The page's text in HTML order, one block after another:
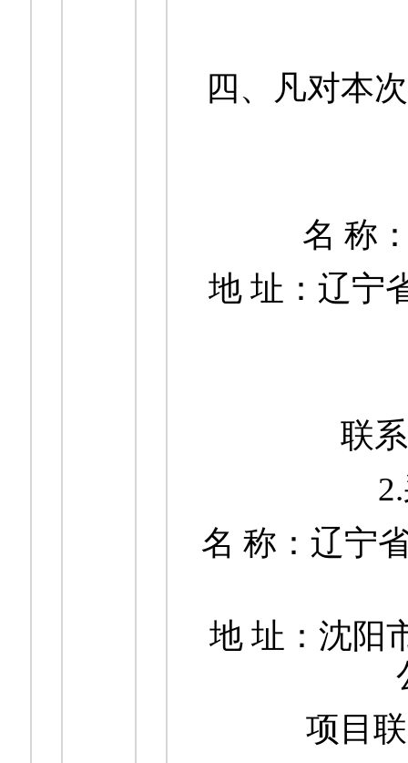
四、凡对本
名 称
地 址：辽宁
联
名 称：辽宁
地 址：沈阳
项目